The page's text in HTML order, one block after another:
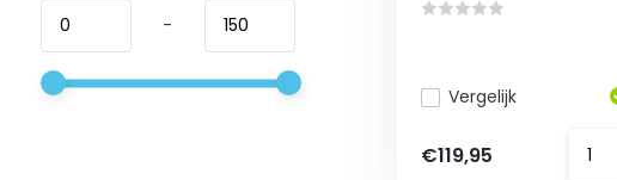
-
Vergelijk
€119,95